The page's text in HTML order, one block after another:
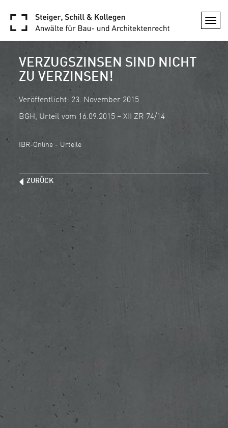
VERZUGSZINSEN SIND NICHT
ZU VERZINSEN!
Veröffentlicht: 23. November 2015
BGH, Urteil vom 16.09.2015 – XII ZR 74/14
IBR-Online - Urteile
ZURÜCK